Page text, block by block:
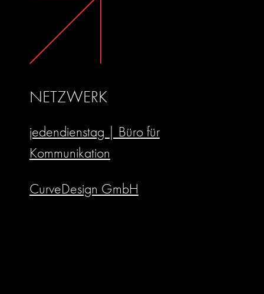
NETZWERK
jedendienstag | Büro für
Kommunikation
CurveDesign GmbH